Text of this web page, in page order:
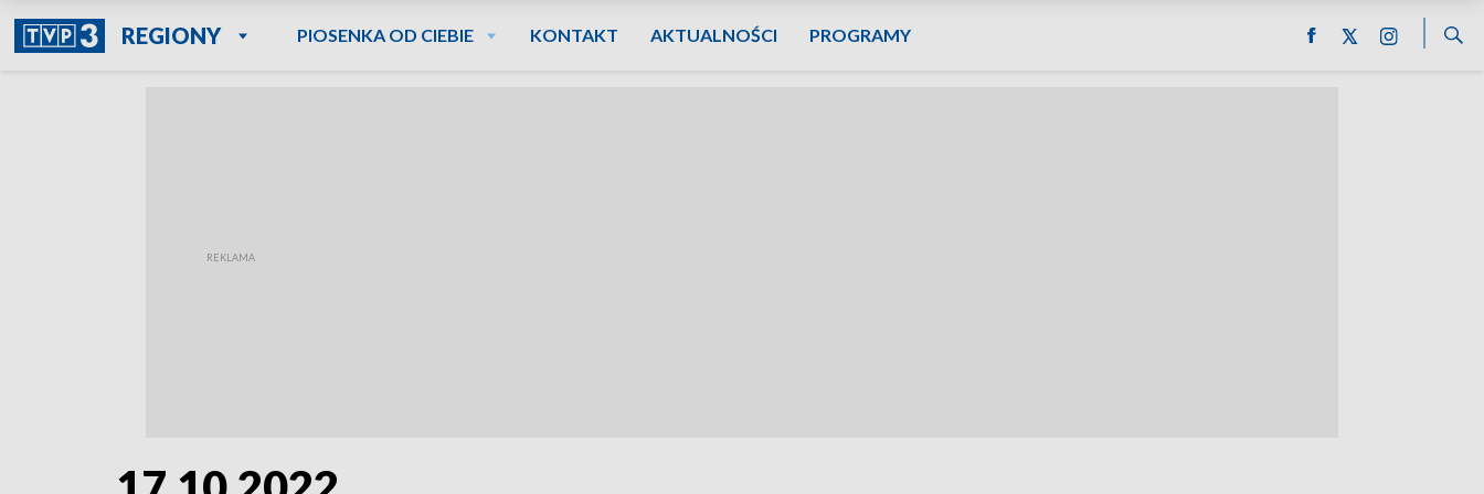
REGIONY PIOSENKA OD CIEBIE KONTAKT AKTUALNOŚCI PROGRAMY